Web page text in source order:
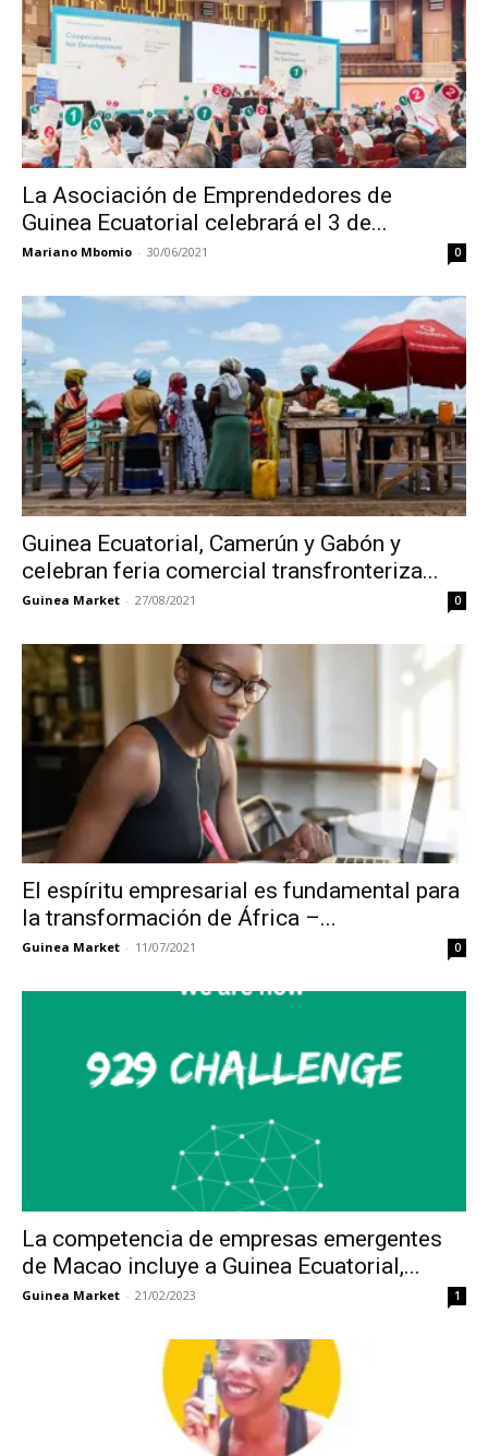
La Asociación de Emprendedores de
Guinea Ecuatorial celebrará el 3 de...
Mariano Mbomio - 30/06/2021 0
Guinea Ecuatorial, Camerún y Gabón y
celebran feria comercial transfronteriza...
Guinea Market - 27/08/2021 0
El espíritu empresarial es fundamental para
la transformación de África –...
Guinea Market - 11/07/2021 0
La competencia de empresas emergentes
de Macao incluye a Guinea Ecuatorial,...
Guinea Market - 21/02/2023 1